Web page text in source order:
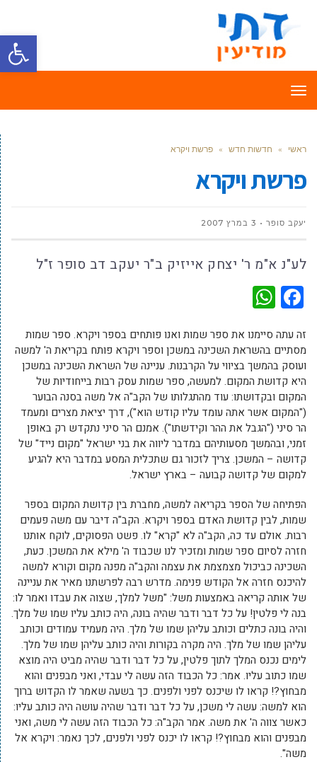
פתח
תפריט
ראשי » חדשות חדש » פרשת ויקרא
פרשת ויקרא
יעקב סופר 3 במרץ 2007
לע"נ א"מ ר' יצחק אייזיק ב"ר יעקב דב סופר ז"ל
Facebook
זה עתה סיימנו את ספר שמות ואנו פותחים בספר ויקרא. ספר שמות
מסתיים בהשראת השכינה במשכן וספר ויקרא פותח בקריאת ה' למשה
ועוסק בהמשך בציווי על הקרבנות. עניינה של השראת השכינה במשכן
היא קדושת המקום. למעשה, ספר שמות עסק רבות בייחודיות של
המקום ובקדושתו: עוד מהתגלותו של הקב"ה אל משה בסנה הבוער
("המקום אשר אתה עומד עליו קודש הוא"), דרך יציאת מצרים ומעמד
הר סיני ("הגבל את ההר וקידשתו"). אמנם הר סיני נתקדש רק באופן
זמני, ובהמשך מסעותיהם במדבר ליווה את בני ישראל "מקום נייד" של
קדושה – המשכן. צריך לזכור גם שתכלית המסע במדבר היא להגיע
למקום של קדושה קבועה – בארץ ישראל.
הפתיחה של הספר בקריאה למשה, מחברת בין קדושת המקום בספר
שמות, לבין קדושת האדם בספר ויקרא. הקב"ה דיבר עם משה פעמים
רבות. אולם עד כה, הקב"ה לא "קרא" לו. פשט הפסוקים, לוקח אותנו
חזרה לסיום ספר שמות ומזכיר לנו שכבוד ה' מילא את המשכן. כעת,
השכינה כביכול מצמצמת את עצמה והקב"ה מפנה מקום וקורא למשה
להיכנס חזרה אל הקודש פנימה. מדרש רבה לפרשתנו מאיר את עניינה
של אותה קריאה באמצעות משל: "משל למלך, שצוה את עבדו ואמר לו:
בנה לי פלטין! על כל דבר ודבר שהיה בונה, היה כותב עליו שמו של מלך.
והיה בונה כתלים וכותב עליהן שמו של מלך. היה מעמיד עמודים וכותב
עליהן שמו של מלך. היה מקרה בקורות והיה כותב עליהן שמו של מלך.
לימים נכנס המלך לתוך פלטין, על כל דבר ודבר שהיה מביט היה מוצא
שמו כתוב עליו. אמר: כל הכבוד הזה עשה לי עבדי, ואני מבפנים והוא
מבחוץ?! קראו לו שיכנס לפני ולפנים. כך בשעה שאמר לו הקדוש ברוך
הוא למשה: עשה לי משכן, על כל דבר ודבר שהיה עושה היה כותב עליו:
כאשר צווה ה' את משה. אמר הקב"ה: כל הכבוד הזה עשה לי משה, ואני
מבפנים והוא מבחוץ?! קראו לו יכנס לפני ולפנים, לכך נאמר: ויקרא אל
משה".